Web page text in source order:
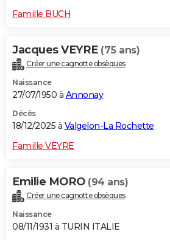
Famille BUCH
Jacques VEYRE (75 ans)
Créer une cagnotte obsèques
Naissance
27/07/1950 à Annonay
Décès
18/12/2025 à Valgelon-La Rochette
Famille VEYRE
Emilie MORO (94 ans)
Créer une cagnotte obsèques
Naissance
08/11/1931 à TURIN ITALIE